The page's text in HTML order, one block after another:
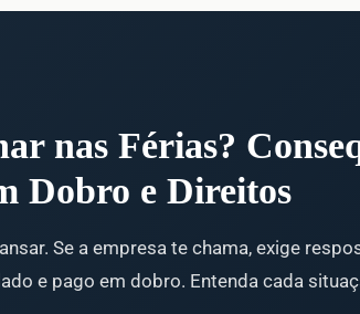
nas Férias?
Dobro e Direitos
Se a empresa te chama, exige
e pago em dobro. Entenda cada